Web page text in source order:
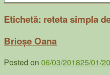
Etichetă: reteta simpla
Brioșe Oana
Posted on 06/03/201825/01/